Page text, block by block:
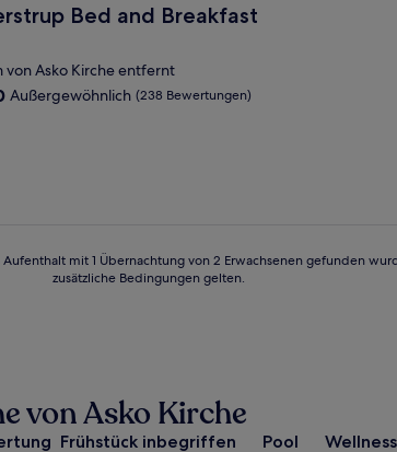
Bed and Breakfast
Bed and Breakfast
von Asko Kirche entfernt
Außergewöhnlich (238 Bewertungen)
mit 1 Übernachtung von 2 Erwachsenen gefunden
zusätzliche Bedingungen gelten.
von Asko Kirche
Frühstück inbegriffen Pool Wellness